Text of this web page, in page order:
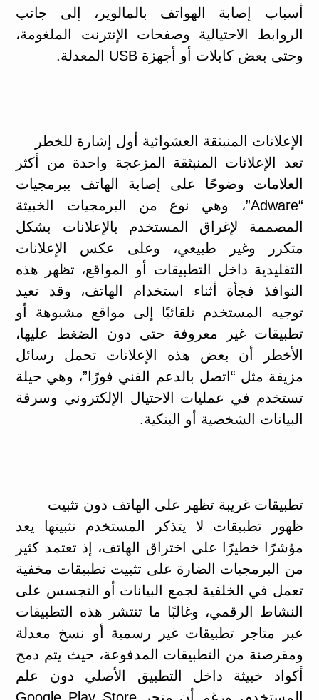
أسباب إصابة الهواتف بالمالوير، إلى جانب
الروابط الاحتيالية وصفحات الإنترنت الملغومة،
وحتى بعض كابلات أو أجهزة USB المعدلة.
الإعلانات المنبثقة العشوائية أول إشارة للخطر
تعد الإعلانات المنبثقة المزعجة واحدة من أكثر
العلامات وضوحًا على إصابة الهاتف ببرمجيات
“Adware”، وهي نوع من البرمجيات الخبيثة
المصممة لإغراق المستخدم بالإعلانات بشكل
متكرر وغير طبيعي، وعلى عكس الإعلانات
التقليدية داخل التطبيقات أو المواقع، تظهر هذه
النوافذ فجأة أثناء استخدام الهاتف، وقد تعيد
توجيه المستخدم تلقائيًا إلى مواقع مشبوهة أو
تطبيقات غير معروفة حتى دون الضغط عليها،
الأخطر أن بعض هذه الإعلانات تحمل رسائل
مزيفة مثل “اتصل بالدعم الفني فورًا”، وهي حيلة
تستخدم في عمليات الاحتيال الإلكتروني وسرقة
البيانات الشخصية أو البنكية.
تطبيقات غريبة تظهر على الهاتف دون تثبيت
ظهور تطبيقات لا يتذكر المستخدم تثبيتها يعد
مؤشرًا خطيرًا على اختراق الهاتف، إذ تعتمد كثير
من البرمجيات الضارة على تثبيت تطبيقات مخفية
تعمل في الخلفية لجمع البيانات أو التجسس على
النشاط الرقمي، وغالبًا ما تنتشر هذه التطبيقات
عبر متاجر تطبيقات غير رسمية أو نسخ معدلة
ومقرصنة من التطبيقات المدفوعة، حيث يتم دمج
أكواد خبيثة داخل التطبيق الأصلي دون علم